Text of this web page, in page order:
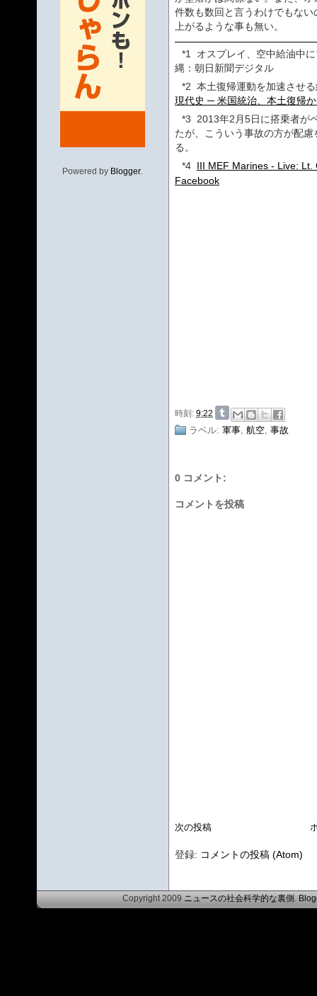
Powered by Blogger.
件数も数回と言うわけでもな
上がるような事も無い。
*1
オスプレイ、空中給油中
縄：朝日新聞デジタル
*2 本土復帰運動を加速させ
現代史 ─ 米国統治、本土復帰
*3 2013年2月5日に搭乗者が
たが、こういう事故の方が配
る。
*4 III MEF Marines - Live:
Facebook
時刻: 9:22
ラベル: 軍事 航空 事故
0 コメント:
コメントを投稿
次の投稿
登録: コメントの投稿 (Atom)
Copyright 2009 ニュースの社会科学的な裏側.